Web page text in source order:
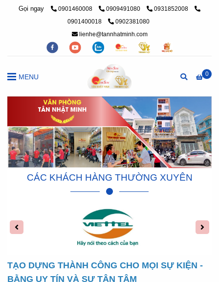
Gọi ngay 0901460008 0909491080
0931852008
0901400018
0902381080
lienhe@tannhatminh.com
0
MENU
CÁC KHÁCH HÀNG THƯỜNG XUYÊN
TẠO DỰNG THÀNH CÔNG CHO MỌI SỰ KIỆN -
BẰNG UY TÍN VÀ SỰ TẬN TÂM